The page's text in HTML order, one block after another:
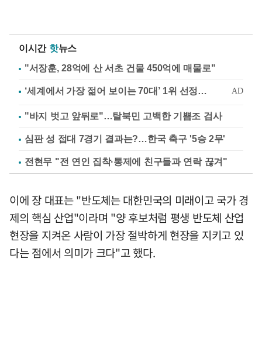
이시간 핫뉴스
"서장훈, 28억에 산 서초 건물 450억에 매물로"
"바지 벗고 앞뒤로"…탈북민 고백한 기쁨조 검사
심판 성 접대 7경기 결과는?…한국 축구 '5승 2무'
전현무 "전 연인 집착·통제에 친구들과 연락 끊겨"
이에 장 대표는 "반도체는 대한민국의 미래이고 국가 경
제의 핵심 산업"이라며 "양 후보처럼 평생 반도체 산업
현장을 지켜온 사람이 가장 절박하게 현장을 지키고 있
다는 점에서 의미가 크다"고 했다.